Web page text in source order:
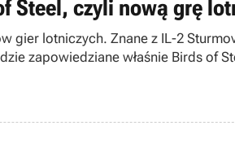
Steel, czyli nową grę
gier lotniczych. Znane z IL-2
zapowiedziane właśnie Birds of